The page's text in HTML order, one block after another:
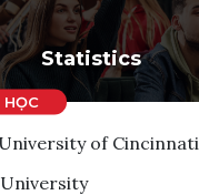
Tham vấn Interlink
Statistics
University of Cincinnati
University